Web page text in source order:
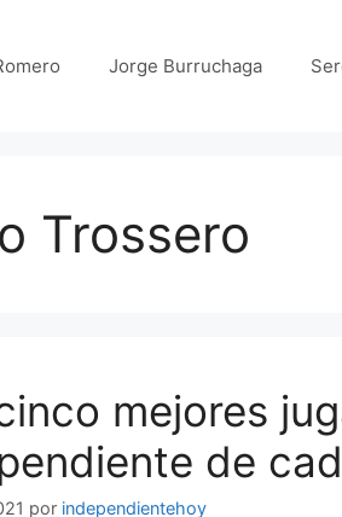
Jorge Burruchaga
Trossero
mejores
de
por independientehoy